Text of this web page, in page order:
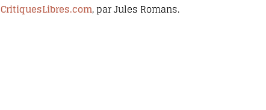
CritiquesLibres.com, par Jules Romans.